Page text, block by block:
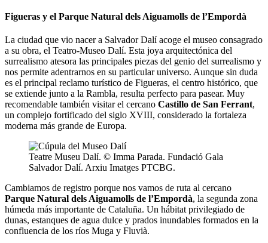
Figueras y el Parque Natural dels Aiguamolls de l’Empordà
La ciudad que vio nacer a Salvador Dalí acoge el museo consagrado
a su obra, el Teatro-Museo Dalí. Esta joya arquitectónica del
surrealismo atesora las principales piezas del genio del surrealismo y
nos permite adentrarnos en su particular universo. Aunque sin duda
es el principal reclamo turístico de Figueras, el centro histórico, que
se extiende junto a la Rambla, resulta perfecto para pasear. Muy
recomendable también visitar el cercano Castillo de San Ferrant,
un complejo fortificado del siglo XVIII, considerado la fortaleza
moderna más grande de Europa.
Teatre Museu Dalí. © Imma Parada. Fundació Gala
Salvador Dalí. Arxiu Imatges PTCBG.
Cambiamos de registro porque nos vamos de ruta al cercano
Parque Natural dels Aiguamolls de l’Empordà, la segunda zona
húmeda más importante de Cataluña. Un hábitat privilegiado de
dunas, estanques de agua dulce y prados inundables formados en la
confluencia de los ríos Muga y Fluvià.